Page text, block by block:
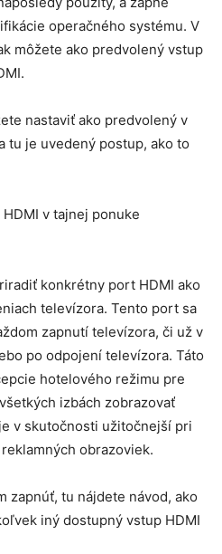
operačného systému. V
môžete ako predvolený vstup
nastaviť ako predvolený v
tu je uvedený postup, ako to
v tajnej ponuke
konkrétny port HDMI ako
televízora. Tento port sa
zapnutí televízora, či už v
po odpojení televízora. Táto
hotelového režimu pre
izbách zobrazovať
v skutočnosti užitočnejší pri
obrazoviek.
zapnúť, tu nájdete návod, ako
iný dostupný vstup HDMI